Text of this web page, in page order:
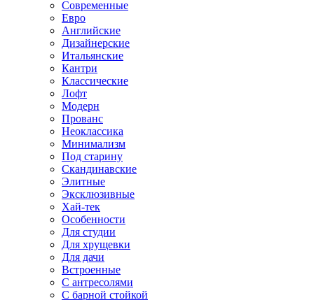
Современные
Евро
Английские
Дизайнерские
Итальянские
Кантри
Классические
Лофт
Модерн
Прованс
Неоклассика
Минимализм
Под старину
Скандинавские
Элитные
Эксклюзивные
Хай-тек
Особенности
Для студии
Для хрущевки
Для дачи
Встроенные
С антресолями
С барной стойкой